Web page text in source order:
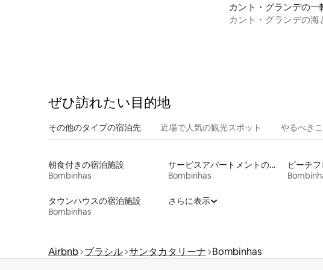
カント・グランデの一
カント・グランデの
ぜひ訪⁠れ⁠た⁠い目⁠的⁠地
その他のタ⁠イ⁠プ⁠の宿⁠泊⁠先 近場で人気の観光スポット やるべき
朝食付きの宿泊施設
Bombinhas
サービスアパートメントの宿泊施設
Bombinhas
ビーチ
タウンハウスの宿泊施設
Bombinhas
さらに表示
Airbnb ブラシル サンタカタリーナ Bombinhas